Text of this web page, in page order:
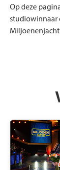
Op deze
studiowinnaar